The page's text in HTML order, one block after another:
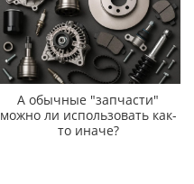
А обычные "запчасти"
можно ли использовать как-
то иначе?